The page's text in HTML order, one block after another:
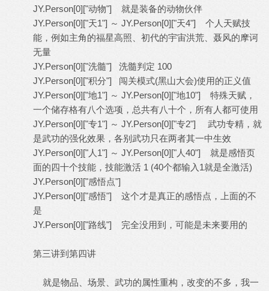
JY.Person[0]["动物"] 就是装备的动物伙伴
JY.Person[0]["天1"] ～ JY.Person[0]["天4"] 个人天赋技
能，例如主角的福星高照、初代的宇宙洪荒、聂风的摩诃
无量
JY.Person[0]["洗髓"] 洗髓判定 100
JY.Person[0]["积分"] 闯关模式(黑山大会)使用的正义值
JY.Person[0]["地1"] ～ JY.Person[0]["地10"] 特殊天赋，
一个储存格有八个选项，总共有八十个，所有人都可使用
JY.Person[0]["专1"] ～ JY.Person[0]["专2"] 武功专精，就
是武功的强化效果，各别武功只在两者其一中生效
JY.Person[0]["人1"] ～ JY.Person[0]["人40"] 就是感悟页
面的四十个技能，技能激活 1 (40个都输入1就是全激活)
JY.Person[0]["感悟点"]
JY.Person[0]["感悟"] 这个才是真正的感悟点，上面的不
是
JY.Person[0]["路线"] 完全没用到，可能是未来要用的
第三讲到第四讲
就是物品、场景、武功的属性重构，改变的不多，我一